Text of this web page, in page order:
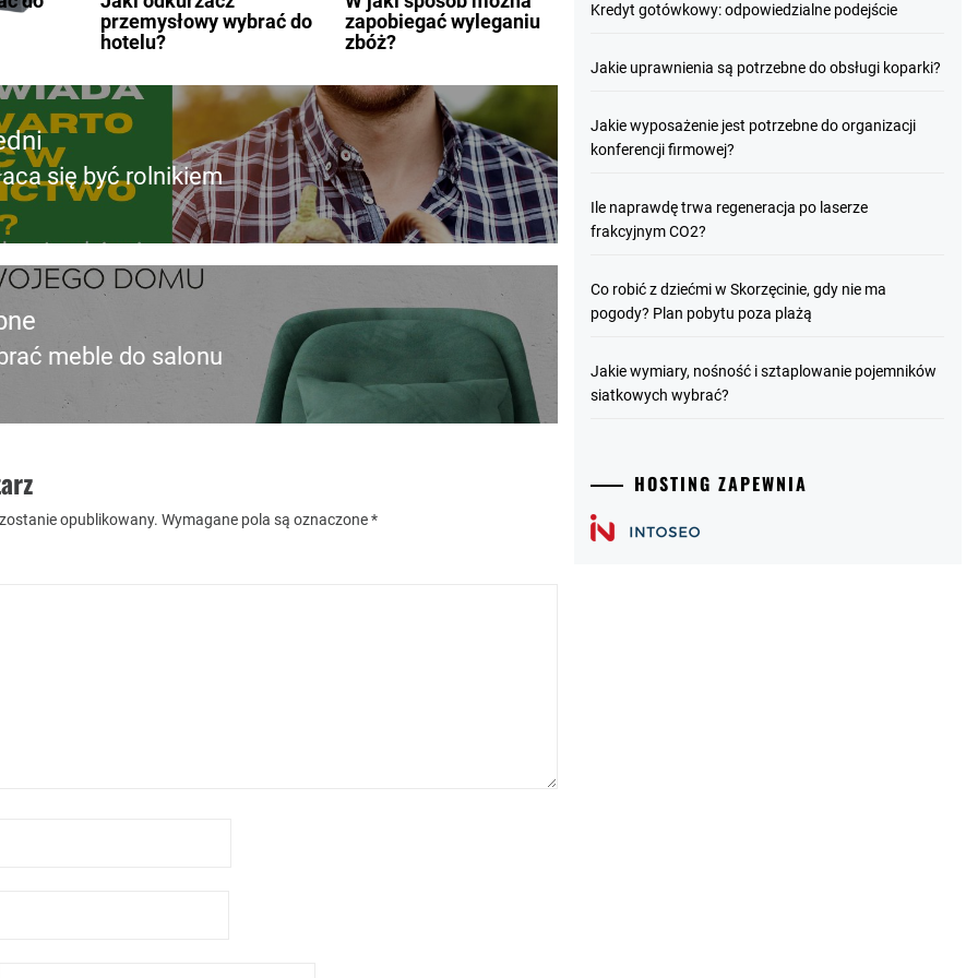
przemysłowy wybrać do
hotelu?
zapobiegać wyleganiu
zbóż?
się być rolnikiem
meble do salonu
opublikowany. Wymagane pola są oznaczone*
Kredyt gotówkowy: odpowiedzialne podejście
Jakie uprawnienia są potrzebne do obsługi koparki?
Jakie wyposażenie jest potrzebne do organizacji
konferencji firmowej?
Ile naprawdę trwa regeneracja po laserze
frakcyjnym CO2?
Co robić z dziećmi w Skorzęcinie, gdy nie ma
pogody? Plan pobytu poza plażą
Jakie wymiary, nośność i sztaplowanie pojemników
siatkowych wybrać?
HOSTING ZAPEWNIA